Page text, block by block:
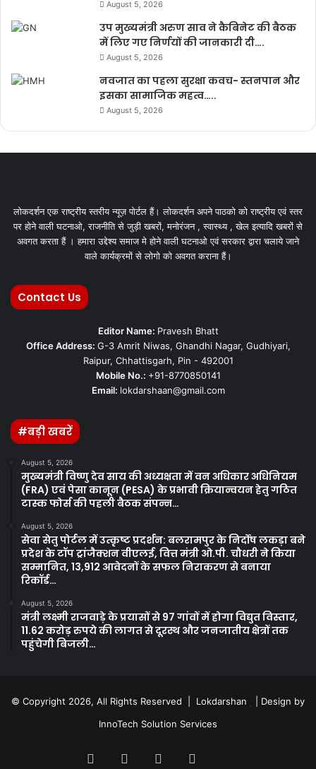
August 5, 2026
उप मुख्यमंत्री अरुण साव ने कैबिनेट की बैठक
में लिए गए निर्णयों की जानकारी दी….
August 5, 2026
नवजात का पहला सुरक्षा कवच- स्तनपान और
इसका सामाजिक महत्व…..
August 5, 2026
लोकदर्शन एक राष्ट्रीय स्तरीय न्यूज़ पोर्टल हैं। लोकदर्शन अपने पाठको को राष्ट्रीय एवं स्तर
पर होने वाली घटनाओ, राजनीति से जुड़ी खबरों, मनोरंजन , स्वास्थ्य , खेल इत्यादि खबरों से
अवगत करता हैं । हमारा उद्देश्य समाज मे होने वाली घटनाओ एवं सरकार द्वारा चलाये जाने
वाले कार्यक्रमों से लोगो को अवगत कराना हैं।
Contact Us
Editor Name: Pravesh Bhatt
Office Address: G-3 Amrit Niwas, Ghandhi Nagar, Gudhiyari,
Raipur, Chhattisgarh, Pin - 492001
Mobile No.: +91-8770850141
Email: lokdarshaan@gmail.com
#बड़ी खबरें
August 5, 2026
मुख्यमंत्री विष्णु देव साय की अध्यक्षता में वन अधिकार अधिनियम
(FRA) एवं पेसा कानून (PESA) के प्रभावी क्रियान्वयन हेतु गठित
टास्क फोर्स की पहली बैठक संपन्न…
August 5, 2026
सेवा सेतु पोर्टल में उत्कृष्ट प्रदर्शन: बलरामपुर के निर्दोष लकड़ा बने
प्रदेश के टॉप ट्रांजैक्शन वीएलई, वित्त मंत्री ओ.पी. चौधरी ने किया
सम्मानित, 13,912 आवेदनों के सफल निराकरण से बनाया
रिकॉर्ड…
August 5, 2026
मंत्री लक्ष्मी राजवाड़े के प्रयासों से 97 गांवों में होगा विद्युत विस्तार,
11.62 करोड़ रुपये की लागत से दूरस्थ और जनजातीय क्षेत्रों तक
पहुंचेगी बिजली…
© Copyright 2026, All Rights Reserved | Lokdarshan
| Design by
InnoTech Solution Services
FacebookTwitter YouTube